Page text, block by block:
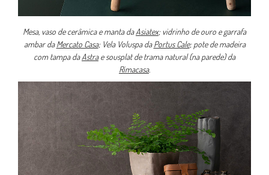
Mesa, vaso de cerâmica e manta daAsiatex; vidrinho de ouro e garrafa
ambar daMercato Casa; Vela Voluspa daPortus Cale; pote de madeira
com tampa daAstrae sousplat de trama natural (na parede) da
Rimacasa.